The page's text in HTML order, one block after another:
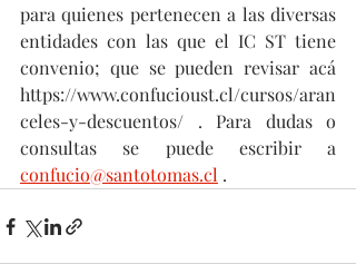
para quienes pertenecen a las diversas
entidades con las que el IC ST tiene
convenio; que se pueden revisar acá
https://www.confucioust.cl/cursos/aran
celes-y-descuentos/ . Para dudas o
confucio@santotomas.cl .